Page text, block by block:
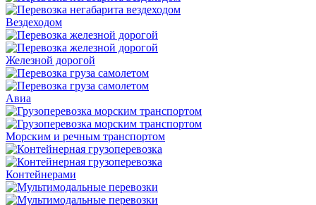
Вездеходом
Железной дорогой
Авиа
Морским и речным транспортом
Контейнерами